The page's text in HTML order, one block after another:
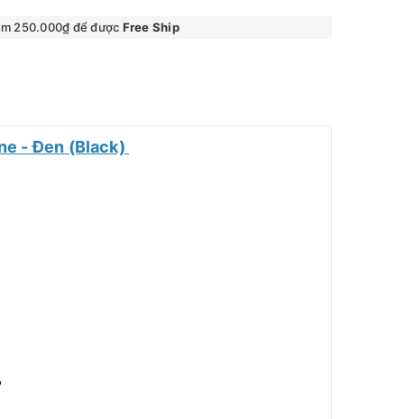
250.000₫ để được Free Ship
- Đen (Black)